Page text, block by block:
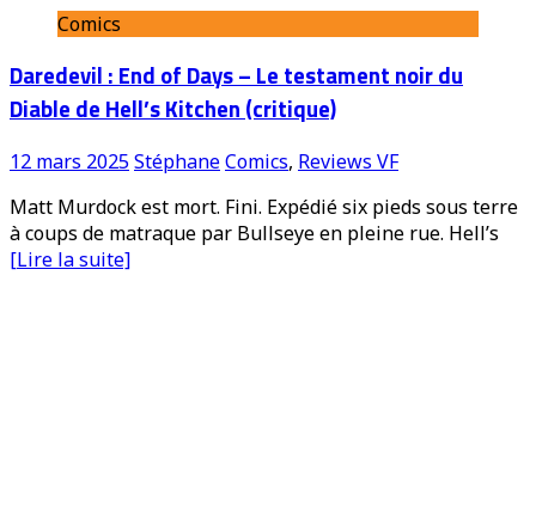
Comics
Daredevil : End of Days – Le testament noir du
Diable de Hell’s Kitchen (critique)
12 mars 2025StéphaneComics, Reviews VF
Matt Murdock est mort. Fini. Expédié six pieds sous terre
à coups de matraque par Bullseye en pleine rue. Hell’s
[Lire la suite]